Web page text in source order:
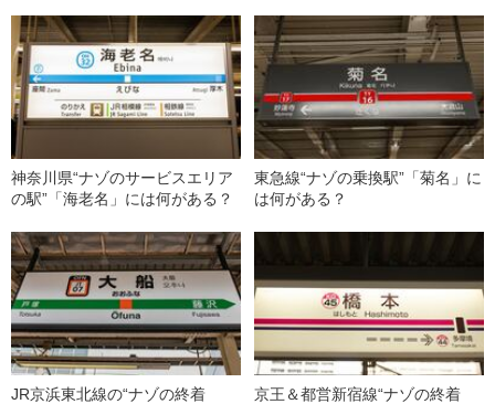
神奈川県“ナゾのサービスエリア
の駅”「海老名」には何がある？
東急線“ナゾの乗換駅”「菊名」に
は何がある？
JR京浜東北線の“ナゾの終着
京王＆都営新宿線“ナゾの終着